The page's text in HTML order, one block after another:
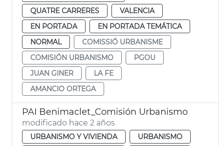
QUATRE CARRERES
VALENCIA
EN PORTADA
EN PORTADA TEMÁTICA
NORMAL
COMISSIÓ URBANISME
COMISIÓN URBANISMO
PGOU
JUAN GINER
LA FE
AMANCIO ORTEGA
PAI Benimaclet_Comisión Urbanismo
modificado hace 2 años
URBANISMO Y VIVIENDA URBANISMO